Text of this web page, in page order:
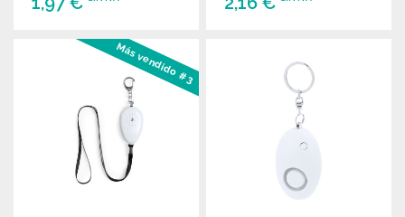
PEDIR
Solicitar un presupuesto Solicitar un presupuesto
Más vendido #3